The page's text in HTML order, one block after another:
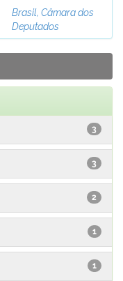
Brasil, Câmara dos
Deputados
3
3
2
1
1